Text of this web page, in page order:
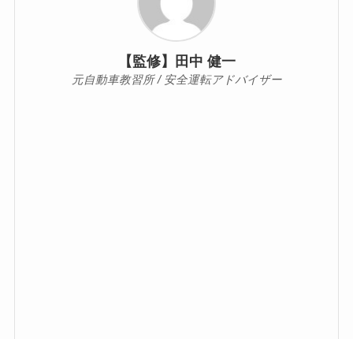
【監修】田中 健一
元自動車教習所 / 安全運転アドバイザー